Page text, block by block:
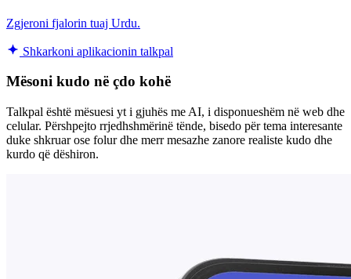
Zgjeroni fjalorin tuaj Urdu.
Shkarkoni aplikacionin talkpal
Mësoni kudo në çdo kohë
Talkpal është mësuesi yt i gjuhës me AI, i disponueshëm në web dhe
celular. Përshpejto rrjedhshmërinë tënde, bisedo për tema interesante
duke shkruar ose folur dhe merr mesazhe zanore realiste kudo dhe
kurdo që dëshiron.